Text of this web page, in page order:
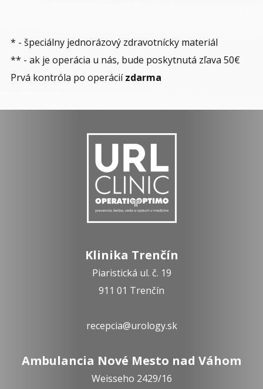
* - špeciálny jednorázový zdravotnícky materiál
** - ak je operácia u nás, bude poskytnutá zľava 50€
Prvá kontróla po operáciízdarma
Klinika Trenčín
Piaristická ul. č. 19
911 01 Trenčín
recepcia@urology.sk
Ambulancia Nové Mesto nad Váhom
Weisseho 2429/16